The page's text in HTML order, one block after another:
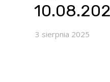
3 sierpnia 2025